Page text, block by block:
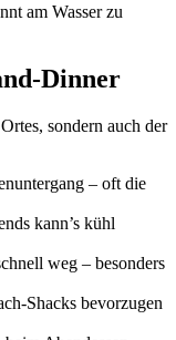
am Wasser zu
Dinner
sondern auch der
– oft die
kann’s kühl
weg – besonders
Shacks bevorzugen